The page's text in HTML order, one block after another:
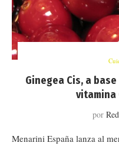
Ginegea Cis, a
vitamina
por
Menarini España lanza al